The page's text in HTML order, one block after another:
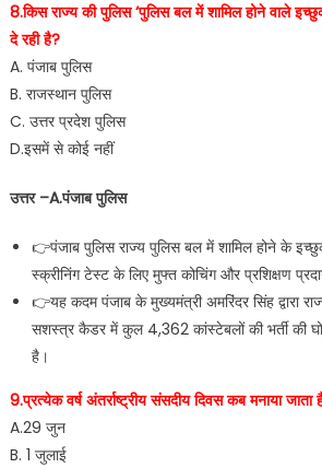
8.किस राज्य की पुलिस ‘पुलिस बल में शामिल होने वाले
दे रही है?
A. पंजाब पुलिस
B. राजस्थान पुलिस
C. उत्तर प्रदेश पुलिस
D.इसमें से कोई नहीं
उत्तर –A.पंजाब पुलिस
👉पंजाब पुलिस राज्य पुलिस बल में शामिल होने के
स्क्रीनिंग टेस्ट के लिए मुफ्त कोचिंग और प्रशिक्षण
👉यह कदम पंजाब के मुख्यमंत्री अमरिंदर सिंह द्वारा
सशस्त्र कैडर में कुल 4,362 कांस्टेबलों की भर्ती की
है।
9.प्रत्येक वर्ष अंतर्राष्ट्रीय संसदीय दिवस कब मनाया जाता
A.29 जुन
B. 1 जुलाई